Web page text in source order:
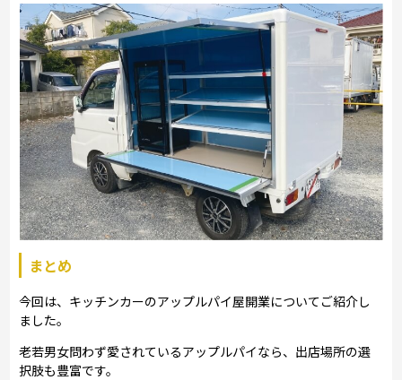
まとめ
今回は、キッチンカーのアップルパイ屋開業についてご紹介し
ました。
老若男女問わず愛されているアップルパイなら、出店場所の選
択肢も豊富です。